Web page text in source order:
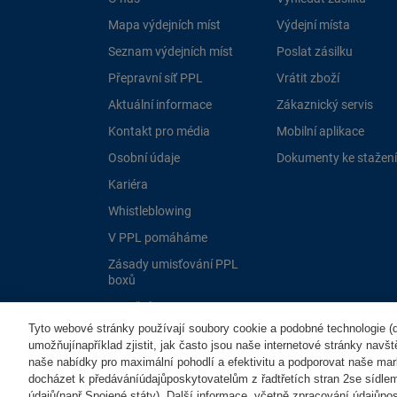
Mapa výdejních míst
Seznam výdejních míst
Přepravní síť PPL
Aktuální informace
Kontakt pro média
Osobní údaje
Kariéra
Whistleblowing
V PPL pomáháme
Zásady umisťování PPL
boxů
Dotační programy EU
Výdejní místa
Poslat zásilku
Vrátit zboží
Zákaznický servis
Mobilní aplikace
Dokumenty ke stažení
Tyto webové stránky používají soubory cookie a podobné technologie
umožňujínapříklad zjistit, jak často jsou naše internetové stránky
naše nabídky pro maximální pohodlí a efektivitu a podporovat naše
docházet k předáváníúdajůposkytovatelům z řadtřetích stran 2se